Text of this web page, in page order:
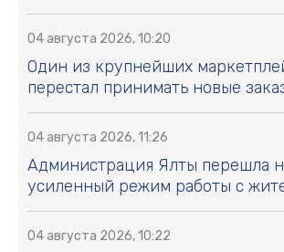
04 августа 2026, 10:20
Один из крупнейших
перестал принимать новые
04 августа 2026, 11:26
Администрация Ялты перешла
усиленный режим работы с
04 августа 2026, 10:22